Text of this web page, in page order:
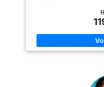
entièrement en carbone,
race, surf ou encore foil.
coup de rame!-
ultra-légère: 490 g (+/-
de 165 cm à 205 cm
plastique ABS en bord